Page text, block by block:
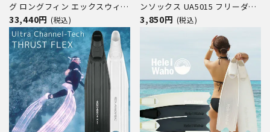
グ ロングフィン エックスウィン
グ PRO ダイビング 軽器材 フ
リーダイビング スキューバ スキ
ューバダイビング
33,440円 (税込)
ンソックス UA5015 フリーダイ
ビング スキンダイビング ダイビ
3,850円 (税込)